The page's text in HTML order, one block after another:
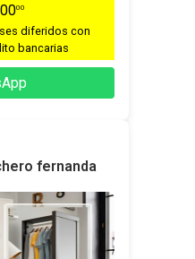
00
diferidos con
bancarias
fernanda